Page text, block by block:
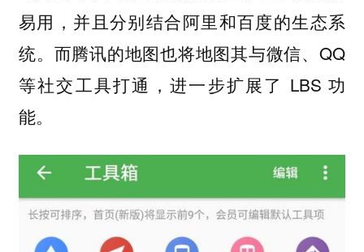
易用，并且分别结合阿里和百度的生态系
统。而腾讯的地图也将地图其与微信、QQ
等社交工具打通，进一步扩展了 LBS 功
能。